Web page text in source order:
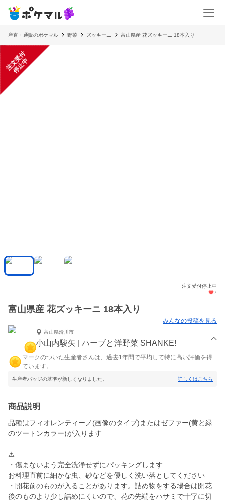
産直・通販のポケマル 野菜 ズッキーニ 富山県産 花ズッキーニ 18本入り
注
文
受
付
停
止
中
注文受付停止中
7
富山県産 花ズッキーニ 18本入り
みんなの投稿を見る
富山県滑川市
小山内駿矢 | ハーブと洋野菜 SHANKE!
マークのついた生産者さんは、過去1年間で平均して特に高い評価を得
ています。
生産者バッジの基準が新しくなりました。 詳しくはこちら
商品説明
品種はフィオレンティーノ(画像のタイプ)またはゼファー(黄と緑
のツートンカラー)が入ります
⚠️
・傷まないよう完全洗浄せずにパッキングします
お料理直前に細かな虫、砂などを優しく洗い落としてください
・開花前のものが入ることがあります。詰め物をする場合は開花
後のものより少し詰めにくいので、花の先端をハサミで十字に切